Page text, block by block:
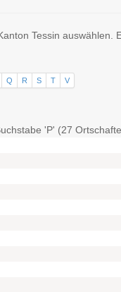
Tessin
Q R S T V
'P' (27